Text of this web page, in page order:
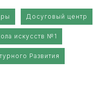
Досуговый центр
искусств №1
Развития